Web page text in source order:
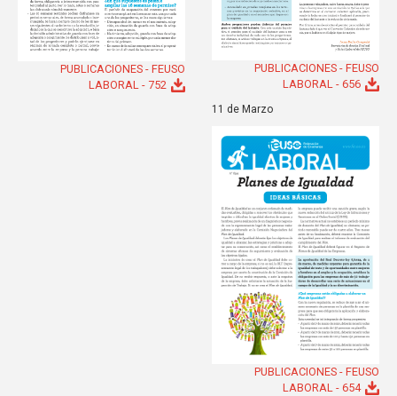
PUBLICACIONES - FEUSO
LABORAL - 752
PUBLICACIONES - FEUSO
LABORAL - 656
11 de Marzo
PUBLICACIONES - FEUSO
LABORAL - 654